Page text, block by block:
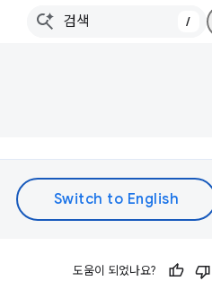
/
도움이 되었나요?